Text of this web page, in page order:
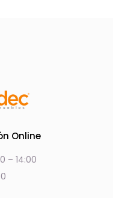
Online
– 14:00